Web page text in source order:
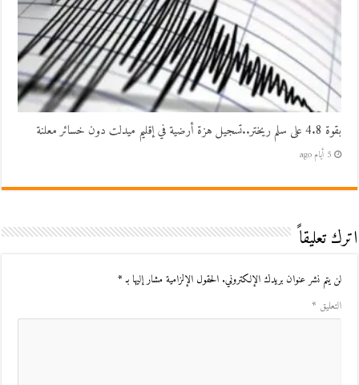
بقوة 4.8 على سلم ريختر..تسجيل هزة أرضية في إقليم ميدلت دون خسائر معلنة
5 أيام ago
اترك تعليقاً
لن يتم نشر عنوان بريدك الإلكتروني. الحقول الإلزامية مشار إليها بـ*
التعليق *